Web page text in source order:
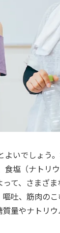
いでしょう
塩（ナトリ
て、さまざ
吐、筋肉の
量やナトリ